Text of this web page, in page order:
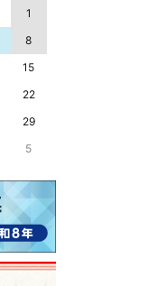
1
8
15
22
29
5